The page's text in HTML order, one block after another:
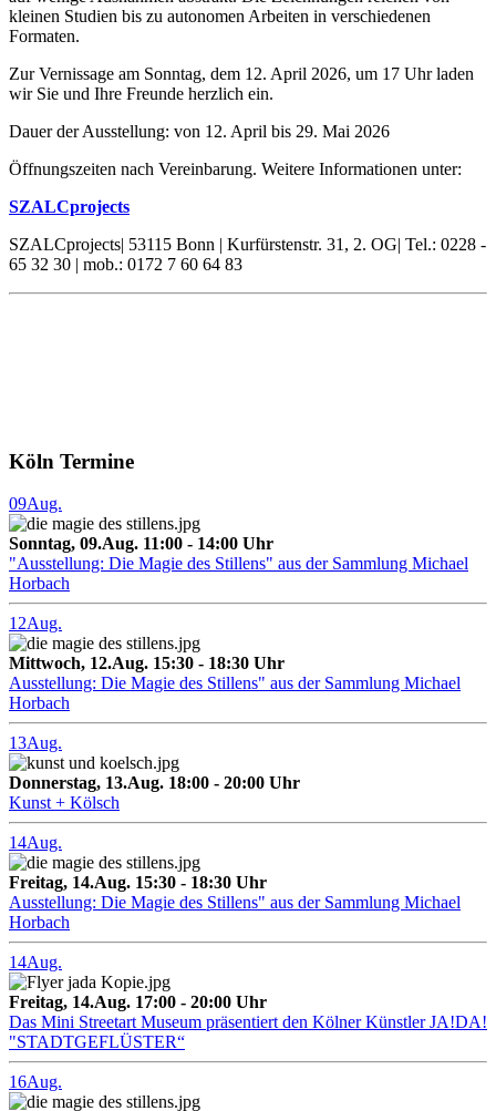
kleinen Studien bis zu autonomen Arbeiten in verschiedenen
Formaten.
Zur Vernissage am Sonntag, dem 12. April 2026, um 17 Uhr laden
wir Sie und Ihre Freunde herzlich ein.
Dauer der Ausstellung: von 12. April bis 29. Mai 2026
Öffnungszeiten nach Vereinbarung. Weitere Informationen unter:
SZALCprojects
SZALCprojects| 53115 Bonn | Kurfürstenstr. 31, 2. OG| Tel.: 0228 -
65 32 30 | mob.: 0172 7 60 64 83
Köln Termine
09Aug.
Sonntag, 09.Aug. 11:00 - 14:00 Uhr
"Ausstellung: Die Magie des Stillens" aus der Sammlung Michael
Horbach
12Aug.
Mittwoch, 12.Aug. 15:30 - 18:30 Uhr
Ausstellung: Die Magie des Stillens" aus der Sammlung Michael
Horbach
13Aug.
Donnerstag, 13.Aug. 18:00 - 20:00 Uhr
Kunst + Kölsch
14Aug.
Freitag, 14.Aug. 15:30 - 18:30 Uhr
Ausstellung: Die Magie des Stillens" aus der Sammlung Michael
Horbach
14Aug.
Freitag, 14.Aug. 17:00 - 20:00 Uhr
Das Mini Streetart Museum präsentiert den Kölner Künstler JA!DA!
"STADTGEFLÜSTER“
16Aug.